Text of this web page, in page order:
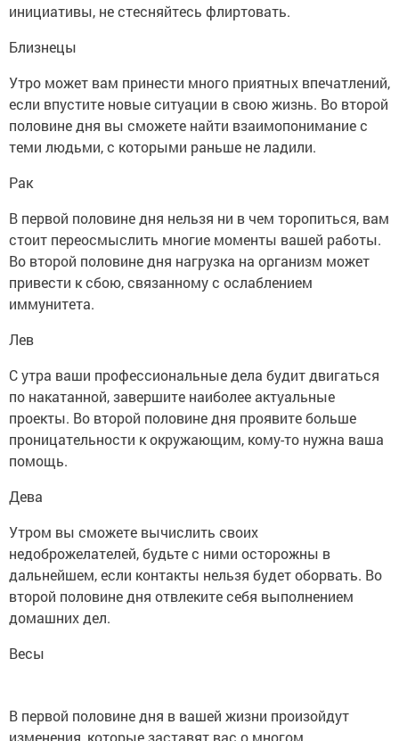
инициативы, не стесняйтесь флиртовать.
Близнецы
Утро может вам принести много приятных впечатлений,
если впустите новые ситуации в свою жизнь. Во второй
половине дня вы сможете найти взаимопонимание с
теми людьми, с которыми раньше не ладили.
Рак
В первой половине дня нельзя ни в чем торопиться, вам
стоит переосмыслить многие моменты вашей работы.
Во второй половине дня нагрузка на организм может
привести к сбою, связанному с ослаблением
иммунитета.
Лев
С утра ваши профессиональные дела будит двигаться
по накатанной, завершите наиболее актуальные
проекты. Во второй половине дня проявите больше
проницательности к окружающим, кому-то нужна ваша
помощь.
Дева
Утром вы сможете вычислить своих
недоброжелателей, будьте с ними осторожны в
дальнейшем, если контакты нельзя будет оборвать. Во
второй половине дня отвлеките себя выполнением
домашних дел.
Весы
В первой половине дня в вашей жизни произойдут
изменения, которые заставят вас о многом